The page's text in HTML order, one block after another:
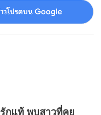
วโปรดบน Google
กแท้ พบสาวที่คุย